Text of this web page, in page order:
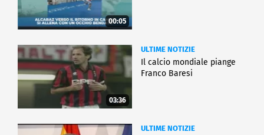
00:05
03:36
ULTIME NOTIZIE
Il calcio mondiale piange
Franco Baresi
ULTIME NOTIZIE